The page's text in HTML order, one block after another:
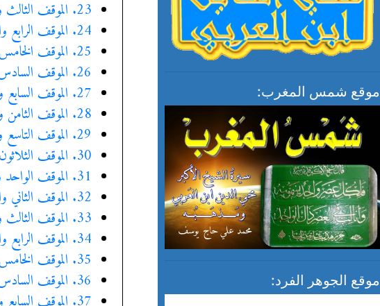
موقع شمس المغرب:
موقع الجوهر الفرد:
23. الموقف الثالث والعشرون
24. الموقف الرابع والعشرون
25. الموقف الخامس والعشرون
26. الموقف السادس والعشرون
27. الموقف السابع والعشرون
28. الموقف الثامن والعشرون
29. الموقف التاسع والعشرون
30. الموقف الثلاثون
31. الموقف الواحد والثلاثون
32. الموقف الثاني والثلاثون.
33. الموقف الثالث والثلاثون
34. الموقف الرابع والثلاثون.
35. الموقف الخامس والثلاثون
36. الموقف السادس والثلاثون